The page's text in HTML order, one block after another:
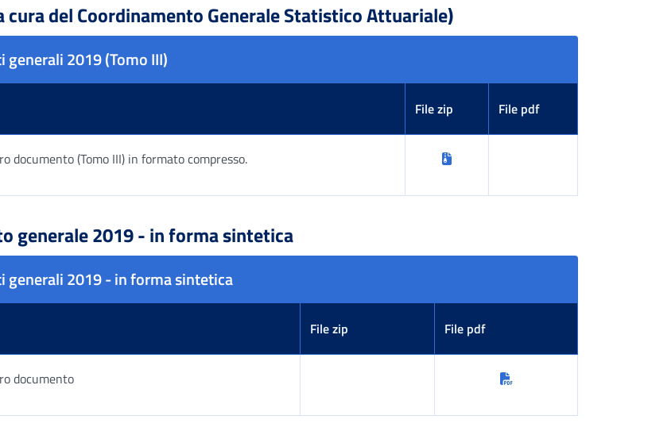
cura del Coordinamento Generale Statistico Attuariale)
generali 2019 (Tomo III)
File zip File pdf
documento (Tomo III) in formato compresso.
generale 2019 - in forma sintetica
generali 2019 - in forma sintetica
File zip File pdf
documento